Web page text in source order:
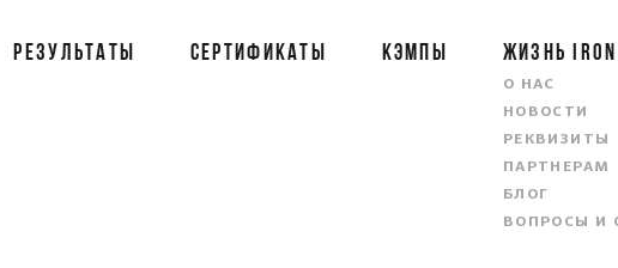
РЕЗУЛЬТАТЫ СЕРТИФИКАТЫ КЭМПЫ ЖИЗНЬ
О НАС
НОВОСТИ
РЕКВИЗИТЫ
ПАРТНЕРАМ
БЛОГ
ВОПРОСЫ И